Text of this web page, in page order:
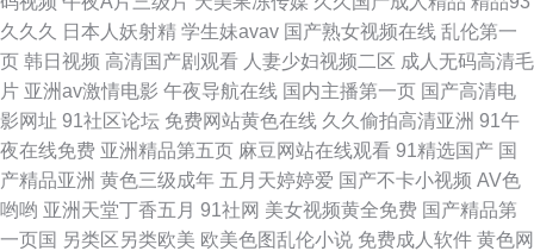
久久久
日本人妖射精 学生妹avav 国产熟女视频在线 乱伦第一
页 韩日视频 高清国产剧观看 人妻少妇视频二区 成人无码高清毛
片 亚洲av激情电影 午夜导航在线 国内主播第一页 国产高清电
影网址 91社区论坛 免费网站黄色在线 久久偷拍高清亚洲 91午
夜在线免费 亚洲精品第五页 麻豆网站在线观看 91精选国产 国
产精品亚洲 黄色三级成年 五月天婷婷爱 国产不卡小视频 AV色
哟哟 亚洲天堂丁香五月 91社网 美女视频黄全免费 国产精品第
一页国 另类区另类欧美 欧美色图乱伦小说 免费成人软件 黄色网